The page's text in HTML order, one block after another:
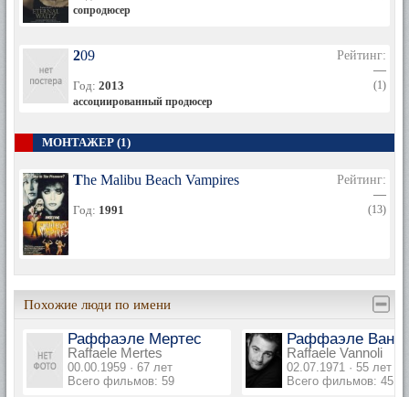
сопродюсер
209
Год: 2013
ассоциированный продюсер
Рейтинг:
—
(1)
МОНТАЖЕР (1)
The Malibu Beach Vampires
Год: 1991
Рейтинг:
—
(13)
Похожие люди по имени
Раффаэле Мертес
Raffaele Mertes
00.00.1959 · 67 лет
Всего фильмов: 59
Раффаэле
Raffaele Vannoli
02.07.1971 · 55 лет
Всего фильмов: 45